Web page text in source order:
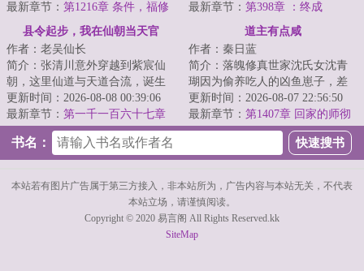
承，从此拜入霸主...
最新章节： 第1216章 条件，福修
道域的退路
职业，获得各种...
最新章节： 第398章 ：终成
县令起步，我在仙朝当天官
作者：老吴仙长
简介：张清川意外穿越到紫宸仙
朝，这里仙道与天道合流，诞生
仙朝天官，执天道权柄、代天道
牧羊，为仙道共...
更新时间：2026-08-08 00:39:06
最新章节： 第一千一百六十七章
赤星界墓，界墓魔主！
道主有点咸
作者：秦日蓝
简介：落魄修真世家沈氏女沈青
瑚因为偷养吃人的凶鱼崽子，差
点把失足落水的自家堂姐的未婚
夫给吃成骨头架...
更新时间：2026-08-07 22:56:50
最新章节： 第1407章 回家的师彻
书名：
本站若有图片广告属于第三方接入，非本站所为，广告内容与本站无关，不代表
本站立场，请谨慎阅读。
Copyright © 2020 易言阁 All Rights Reserved.kk
SiteMap